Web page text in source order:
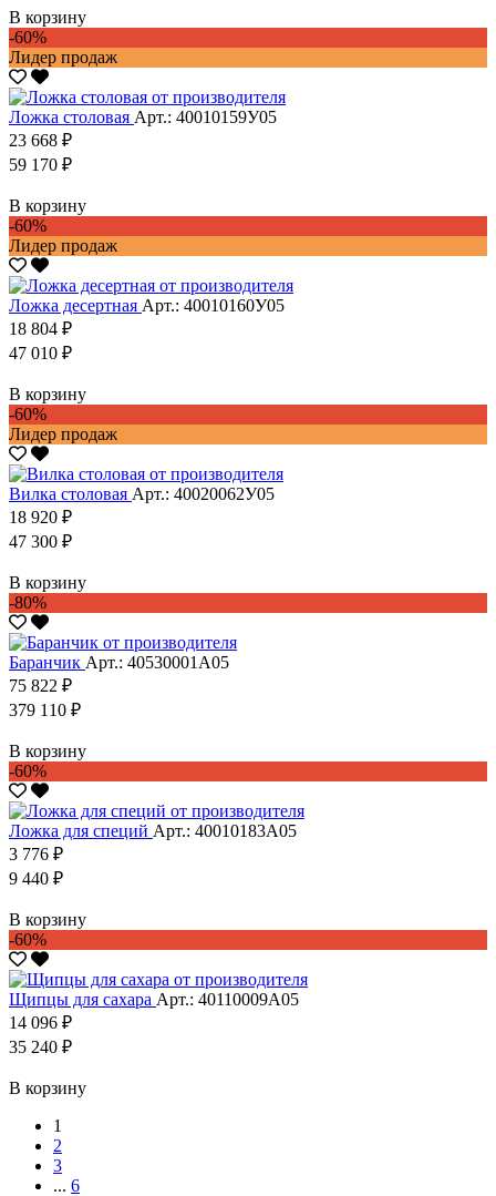
В корзину
-60%
Лидер продаж
Ложка столовая Арт.: 40010159У05
23 668 ₽
59 170 ₽
В корзину
-60%
Лидер продаж
Ложка десертная Арт.: 40010160У05
18 804 ₽
47 010 ₽
В корзину
-60%
Лидер продаж
Вилка столовая Арт.: 40020062У05
18 920 ₽
47 300 ₽
В корзину
-80%
Баранчик Арт.: 40530001А05
75 822 ₽
379 110 ₽
В корзину
-60%
Ложка для специй Арт.: 40010183А05
3 776 ₽
9 440 ₽
В корзину
-60%
Щипцы для сахара Арт.: 40110009А05
14 096 ₽
35 240 ₽
В корзину
1
2
3
... 6